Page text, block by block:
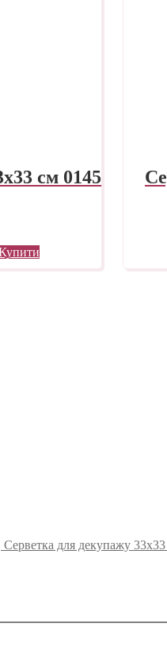
см 0145
Серветка для декупажу